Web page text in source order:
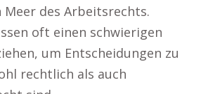
des Arbeitsrechts.
oft einen schwierigen
um Entscheidungen zu
rechtlich als auch